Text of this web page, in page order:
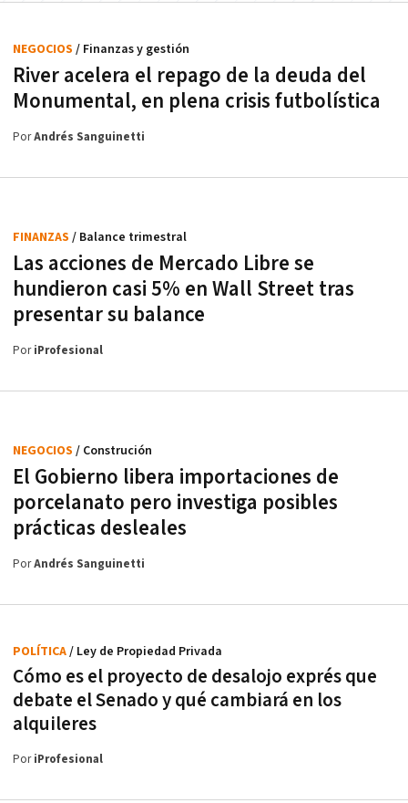
River acelera el repago de la deuda del
Monumental, en plena crisis futbolística
NEGOCIOS / Finanzas y gestión
PorAndrés Sanguinetti
Las acciones de Mercado Libre se
hundieron casi 5% en Wall Street tras
presentar su balance
FINANZAS / Balance trimestral
PoriProfesional
El Gobierno libera importaciones de
porcelanato pero investiga posibles
prácticas desleales
NEGOCIOS / Construción
PorAndrés Sanguinetti
Cómo es el proyecto de desalojo exprés que
debate el Senado y qué cambiará en los
alquileres
POLÍTICA/ Ley de Propiedad Privada
PoriProfesional